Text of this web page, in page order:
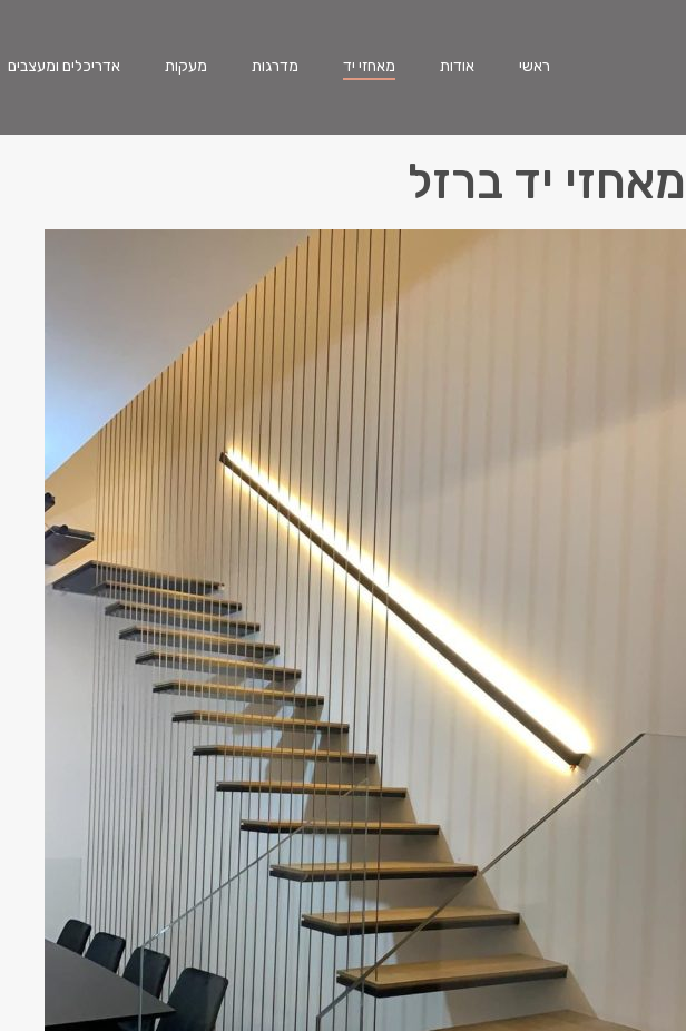
ראשי אודות מאחזי יד מדרגות מעקות אדריכלים ומעצבים
מאחזי יד ברזל